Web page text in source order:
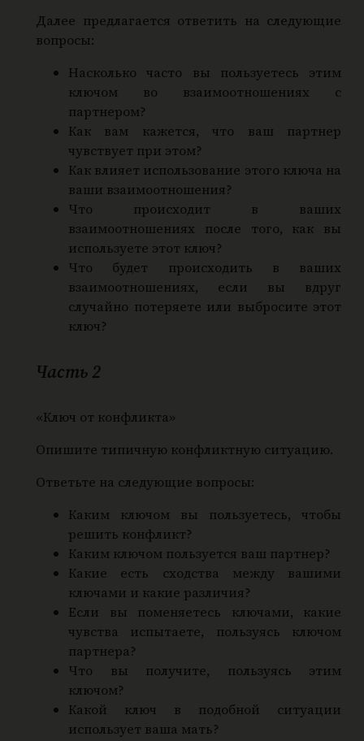
Далее предлагается ответить на следующие
вопросы:
Насколько часто вы пользуетесь этим
ключом во взаимоотношениях с
партнером?
Как вам кажется, что ваш партнер
чувствует при этом?
Как влияет использование этого ключа на
ваши взаимоотношения?
Что происходит в ваших
взаимоотношениях после того, как вы
используете этот ключ?
Что будет происходить в ваших
взаимоотношениях, если вы вдруг
случайно потеряете или выбросите этот
ключ?
Часть 2
«Ключ от конфликта»
Опишите типичную конфликтную ситуацию.
Ответьте на следующие вопросы:
Каким ключом вы пользуетесь, чтобы
решить конфликт?
Каким ключом пользуется ваш партнер?
Какие есть сходства между вашими
ключами и какие различия?
Если вы поменяетесь ключами, какие
чувства испытаете, пользуясь ключом
партнера?
Что вы получите, пользуясь этим
ключом?
Какой ключ в подобной ситуации
использует ваша мать?